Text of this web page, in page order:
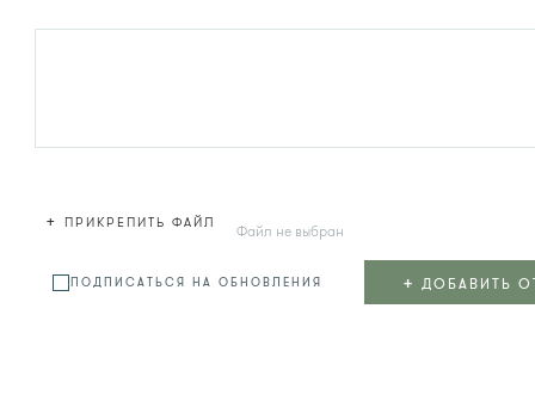
+ ПРИКРЕПИТЬ ФАЙЛ Файл не выбран
ПОДПИСАТЬСЯ НА ОБНОВЛЕНИЯ + ДОБАВИТЬ